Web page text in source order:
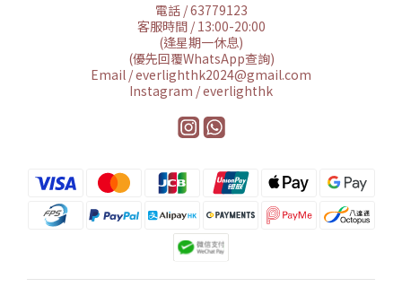
電話 / 63779123
客服時間 / 13:00-20:00
(逢星期一休息)
(優先回覆WhatsApp查詢)
Email / everlighthk2024@gmail.com
Instagram / everlighthk